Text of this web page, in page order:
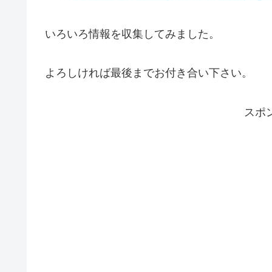
いろいろ情報を収集してみました。
よろしければ最後までお付き合い下さい。
スポ